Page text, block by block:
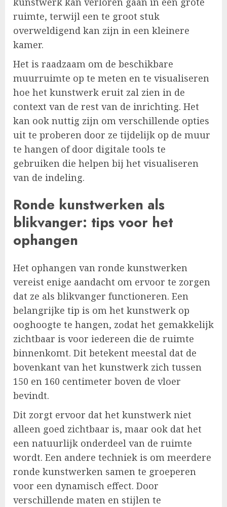
ruimte, terwijl een te groot stuk
overweldigend kan zijn in een kleinere
kamer.
Het is raadzaam om de beschikbare
muurruimte op te meten en te visualiseren
hoe het kunstwerk eruit zal zien in de
context van de rest van de inrichting. Het
kan ook nuttig zijn om verschillende opties
uit te proberen door ze tijdelijk op de muur
te hangen of door digitale tools te
gebruiken die helpen bij het visualiseren
van de indeling.
Ronde kunstwerken als
blikvanger: tips voor het
ophangen
Het ophangen van ronde kunstwerken
vereist enige aandacht om ervoor te zorgen
dat ze als blikvanger functioneren. Een
belangrijke tip is om het kunstwerk op
ooghoogte te hangen, zodat het gemakkelijk
zichtbaar is voor iedereen die de ruimte
binnenkomt. Dit betekent meestal dat de
bovenkant van het kunstwerk zich tussen
150 en 160 centimeter boven de vloer
bevindt.
Dit zorgt ervoor dat het kunstwerk niet
alleen goed zichtbaar is, maar ook dat het
een natuurlijk onderdeel van de ruimte
wordt. Een andere techniek is om meerdere
ronde kunstwerken samen te groeperen
voor een dynamisch effect. Door
verschillende maten en stijlen te